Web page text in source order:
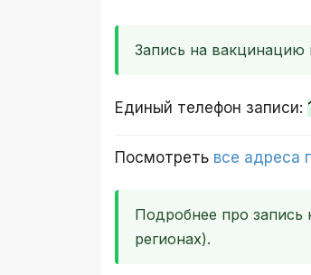
Запись на вакцинацию
Единый телефон записи:
Посмотреть все адреса
Подробнее про
регионах).